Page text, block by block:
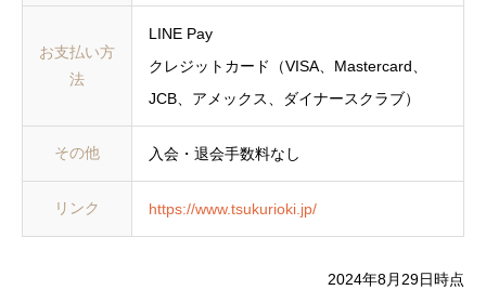
お支払い方
法
LINE Pay
クレジットカード（VISA、Mastercard、
JCB、アメックス、ダイナースクラブ）
その他 入会・退会手数料なし
リンク https://www.tsukurioki.jp/
2024年8月29日時点